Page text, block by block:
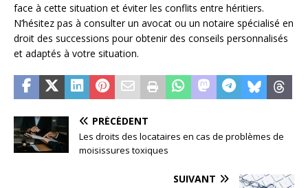
face à cette situation et éviter les conflits entre héritiers.
N’hésitez pas à consulter un avocat ou un notaire spécialisé en
droit des successions pour obtenir des conseils personnalisés
et adaptés à votre situation.
PRÉCÉDENT
Les droits des locataires en cas de problèmes de
moisissures toxiques
SUIVANT